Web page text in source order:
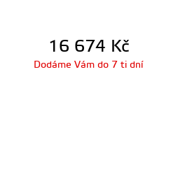
16 674 Kč
Dodáme Vám do 7 ti dní